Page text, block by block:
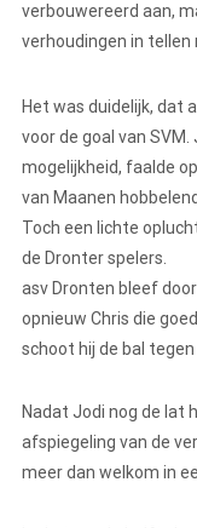
verbouwereerd aan,
verhoudingen in tellen
Het was duidelijk, dat
voor de goal van
mogelijkheid, faalde
van Maanen
Toch een lichte
de Dronter spelers.
asv Dronten bleef
opnieuw Chris die
schoot hij de bal
Nadat Jodi nog de lat
afspiegeling van de
meer dan welkom in